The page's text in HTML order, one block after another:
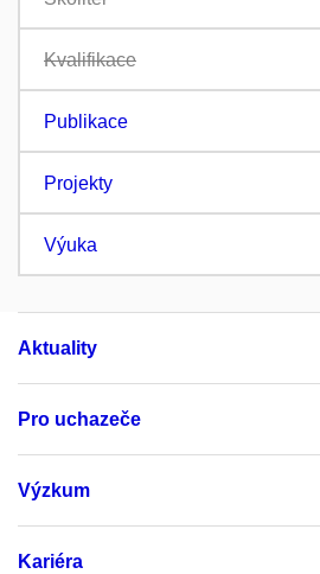
Kvalifikace
Publikace
Projekty
Výuka
Aktuality
Pro uchazeče
Výzkum
Kariéra